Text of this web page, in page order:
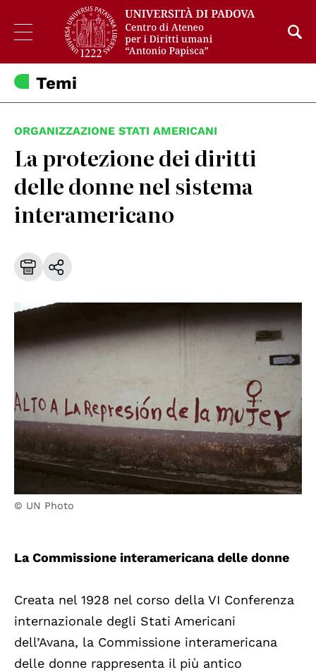
Temi
ORGANIZZAZIONE STATI AMERICANI
La protezione dei diritti
delle donne nel sistema
interamericano
© UN Photo
La Commissione interamericana delle donne
Creata nel 1928 nel corso della VI Conferenza
internazionale degli Stati Americani
dell’Avana, la Commissione interamericana
delle donne rappresenta il più antico